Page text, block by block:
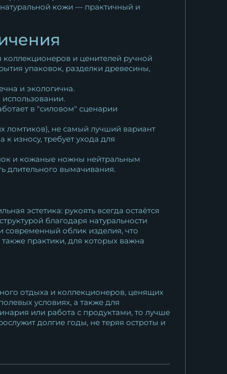
кожи — практичный и
и ценителей ручной
упаковок, разделки древесины,
и экологична.
в "силовом" сценарии
ломтиков), не самый лучший вариант
износу, требует ухода для
и кожаные ножны нейтральным
длительного вымачивания.
эстетика: рукоять всегда остаётся
благодаря натуральности
облик изделия, что
практики, для которых важна
отдыха и коллекционеров, ценящих
условиях, а также для
или работа с продуктами, то лучше
долгие годы, не теряя остроты и